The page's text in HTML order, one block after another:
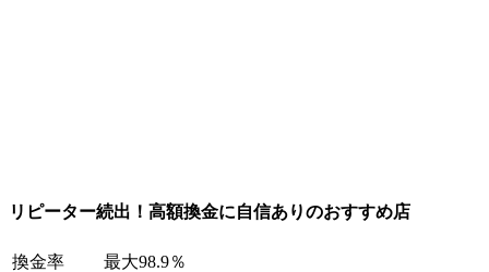
リピーター続出！高額換金に自信ありのおすすめ店
換金率
最大98.9％